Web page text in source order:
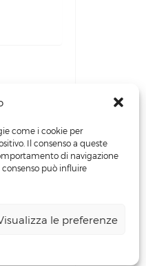
come i cookie per
Il consenso a queste
di navigazione
può influire
le preferenze
+39 3498219481